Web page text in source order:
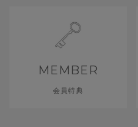
シンプルなデザインとなっております
てみてはいかがでしょうか。
MEMBER
会員特典